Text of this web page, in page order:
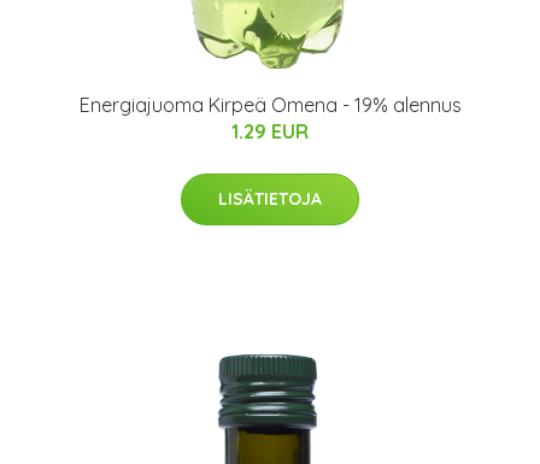
Energiajuoma Kirpeä Omena - 19% alennus
1.29 EUR
LISÄTIETOJA